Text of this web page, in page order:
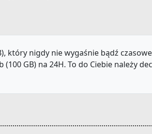
który nigdy nie wygaśnie bądź
GB) na 24H. To do Ciebie należy